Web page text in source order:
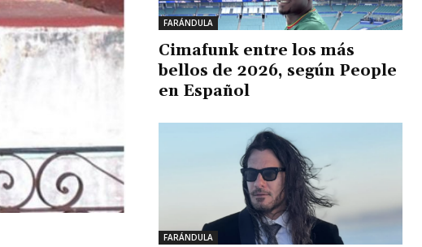
FARÁNDULA
Cimafunk entre los más
bellos de 2026, según People
en Español
FARÁNDULA